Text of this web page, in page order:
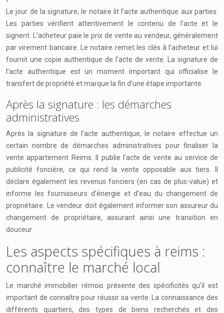
Le jour de la signature, le notaire lit l’acte authentique aux parties.
Les parties vérifient attentivement le contenu de l’acte et le
signent. L’acheteur paie le prix de vente au vendeur, généralement
par virement bancaire. Le notaire remet les clés à l’acheteur et lui
fournit une copie authentique de l’acte de vente. La signature de
l’acte authentique est un moment important qui officialise le
transfert de propriété et marque la fin d’une étape importante.
Après la signature : les démarches
administratives
Après la signature de l’acte authentique, le notaire effectue un
certain nombre de démarches administratives pour finaliser la
vente appartement Reims. Il publie l’acte de vente au service de
publicité foncière, ce qui rend la vente opposable aux tiers. Il
déclare également les revenus fonciers (en cas de plus-value) et
informe les fournisseurs d’énergie et d’eau du changement de
propriétaire. Le vendeur doit également informer son assureur du
changement de propriétaire, assurant ainsi une transition en
douceur.
Les aspects spécifiques à reims :
connaître le marché local
Le marché immobilier rémois présente des spécificités qu’il est
important de connaître pour réussir sa vente. La connaissance des
différents quartiers, des types de biens recherchés et des